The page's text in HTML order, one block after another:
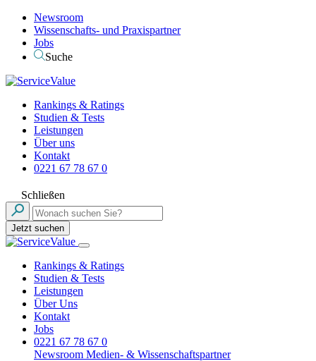
Newsroom
Wissenschafts- und Praxispartner
Jobs
Suche
Rankings & Ratings
Studien & Tests
Leistungen
Über uns
Kontakt
0221 67 78 67 0
Schließen
Jetzt suchen
Rankings & Ratings
Studien & Tests
Leistungen
Über Uns
Kontakt
Jobs
0221 67 78 67 0
Newsroom Medien- & Wissenschaftspartner